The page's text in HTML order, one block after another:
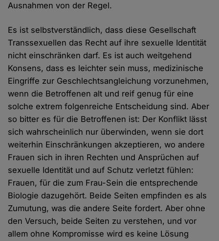
Ausnahmen von der Regel.
Es ist selbstverständlich, dass diese Gesellschaft
Transsexuellen das Recht auf ihre sexuelle Identität
nicht einschränken darf. Es ist auch weitgehend
Konsens, dass es leichter sein muss, medizinische
Eingriffe zur Geschlechtsangleichung vorzunehmen,
wenn die Betroffenen alt und reif genug für eine
solche extrem folgenreiche Entscheidung sind. Aber
so bitter es für die Betroffenen ist: Der Konflikt lässt
sich wahrscheinlich nur überwinden, wenn sie dort
weiterhin Einschränkungen akzeptieren, wo andere
Frauen sich in ihren Rechten und Ansprüchen auf
sexuelle Identität und auf Schutz verletzt fühlen:
Frauen, für die zum Frau-Sein die entsprechende
Biologie dazugehört. Beide Seiten empfinden es als
Zumutung, was die andere Seite fordert. Aber ohne
den Versuch, beide Seiten zu verstehen, und vor
allem ohne Kompromisse wird es keine Lösung